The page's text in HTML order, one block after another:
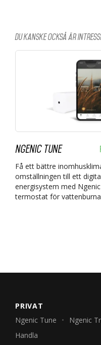
Du kanske också är
Ngenic Tune
Få ett bättre
omställningen till ett
energisystem med
termostat för
PRIVAT
Ngenic Tune
Ngenic
Handla